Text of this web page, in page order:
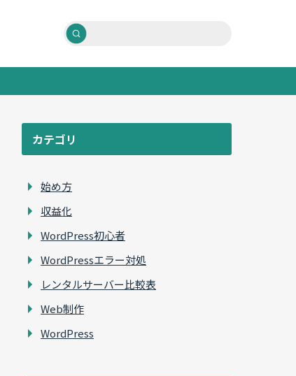
カテゴリ
始め方
収益化
WordPress初心者
WordPressエラー対処
レンタルサーバー比較表
Web制作
WordPress